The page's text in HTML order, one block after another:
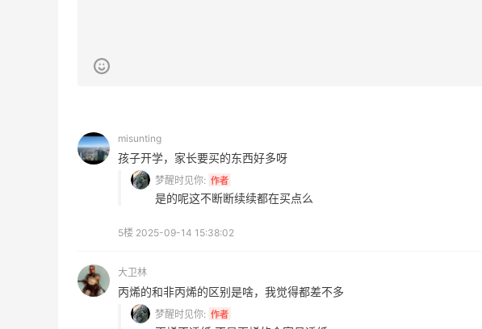
misunting
孩子开学，家长要买的东西好多呀
梦醒时见你: 作者
是的呢这不断断续续都在买点么
5楼 2025-09-14 15:38:02
大卫林
丙烯的和非丙烯的区别是啥，我觉得都差不多
梦醒时见你: 作者
袋、服饰、鞋履等
低至5折
Diesel Europe
Maje US：限时闪促！入手明星同款服饰
Maje US